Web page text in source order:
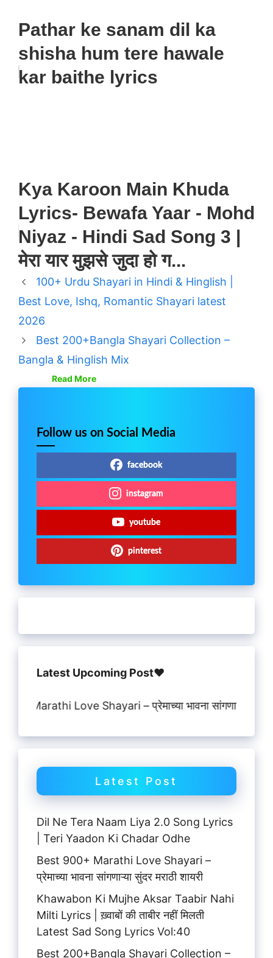
Pathar ke sanam dil ka
shisha hum tere hawale
kar baithe lyrics
Kya Karoon Main Khuda
Lyrics- Bewafa Yaar - Mohd
Niyaz - Hindi Sad Song 3 |
मेरा यार मुझसे जुदा हो ग...
100+ Urdu Shayari in Hindi & Hinglish |
Best Love, Ishq, Romantic Shayari latest
2026
Best 200+Bangla Shayari Collection –
Bangla & Hinglish Mix
Read More
Follow us on Social Media
facebook
instagram
youtube
pinterest
Latest Upcoming Post♥️
Love Shayari – प्रेमाच्या भावना सांगणाऱ्या सुंदर मराठी
Latest Post
Dil Ne Tera Naam Liya 2.0 Song Lyrics
| Teri Yaadon Ki Chadar Odhe
Best 900+ Marathi Love Shayari –
प्रेमाच्या भावना सांगणाऱ्या सुंदर मराठी शायरी
Khawabon Ki Mujhe Aksar Taabir Nahi
Milti Lyrics | ख़्वाबों की ताबीर नहीं मिलती
Latest Sad Song Lyrics Vol:40
Best 200+Bangla Shayari Collection –